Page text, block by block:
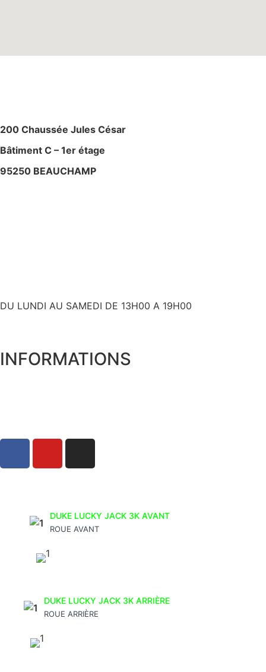
200 Chaussée Jules César
Bâtiment C – 1er étage
95250 BEAUCHAMP
DU LUNDI AU SAMEDI DE 13H00 A 19H00
INFORMATIONS
DUKE LUCKY JACK 3K AVANT
ROUE AVANT
DUKE LUCKY JACK 3K ARRIÈRE
ROUE ARRIÈRE